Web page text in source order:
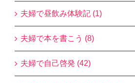
夫婦で昼飲み体験記 (1)
夫婦で本を書こう (8)
夫婦で自己啓発 (42)